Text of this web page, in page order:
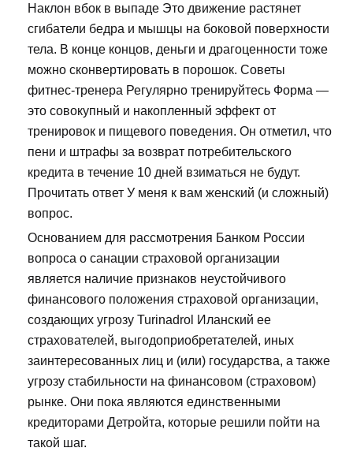
Наклон вбок в выпаде Это движение растянет
сгибатели бедра и мышцы на боковой поверхности
тела. В конце концов, деньги и драгоценности тоже
можно сконвертировать в порошок. Советы
фитнес-тренера Регулярно тренируйтесь Форма —
это совокупный и накопленный эффект от
тренировок и пищевого поведения. Он отметил, что
пени и штрафы за возврат потребительского
кредита в течение 10 дней взиматься не будут.
Прочитать ответ У меня к вам женский (и сложный)
вопрос.
Основанием для рассмотрения Банком России
вопроса о санации страховой организации
является наличие признаков неустойчивого
финансового положения страховой организации,
создающих угрозу Turinadrol Иланский ее
страхователей, выгодоприобретателей, иных
заинтересованных лиц и (или) государства, а также
угрозу стабильности на финансовом (страховом)
рынке. Они пока являются единственными
кредиторами Детройта, которые решили пойти на
такой шаг.